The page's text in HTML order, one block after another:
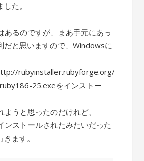
た。
あるのですが、まあ手元にあっ
だと思いますので、Windowsに
rubyinstaller.rubyforge.org/
25.exeをインストー
うと思ったのだけれど、
ンストールされたみたいだった
ます。